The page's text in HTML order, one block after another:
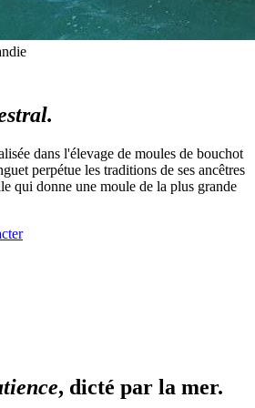
dans l'élevage de moules de bouchot
perpétue les traditions de ses ancêtres
qui donne une moule de la plus grande
, dicté par la mer.